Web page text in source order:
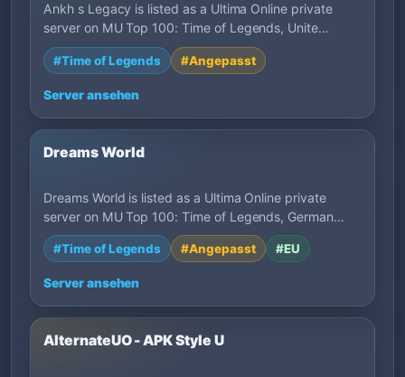
Ankh s Legacy is listed as a Ultima Online private
server on MU Top 100: Time of Legends, Unite…
#Time of Legends #Angepasst
Server ansehen
Dreams World
Dreams World is listed as a Ultima Online private
server on MU Top 100: Time of Legends, German…
#Time of Legends #Angepasst #EU
Server ansehen
AlternateUO - APK Style U